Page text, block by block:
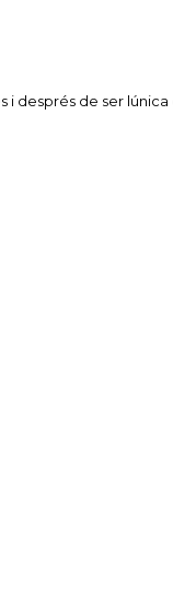
i després de ser lúnica